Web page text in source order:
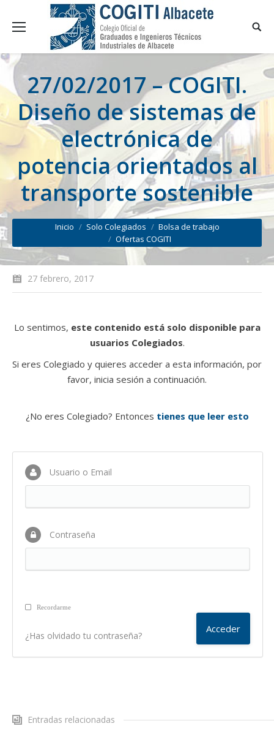
27/02/2017 – COGITI.
Diseño de sistemas de
electrónica de
potencia orientados al
transporte sostenible
You are here:
Inicio Solo Colegiados
Bolsa de trabajo
Ofertas COGITI
27 febrero, 2017
Lo sentimos, este contenido está solo disponible para
usuarios Colegiados.
Si eres Colegiado y quieres acceder a esta información, por
favor, inicia sesión a continuación.
¿No eres Colegiado? Entonces tienes que leer esto
Usuario o Email
Contraseña
Recordarme
¿Has olvidado tu contraseña?
Entradas relacionadas